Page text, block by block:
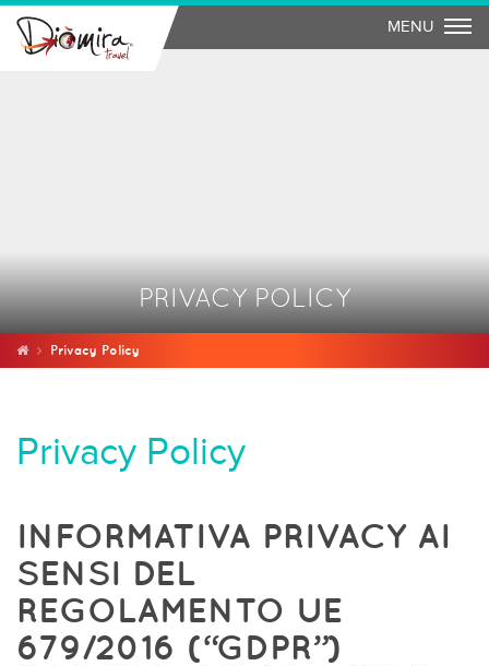
MENU
PRIVACY POLICY
Privacy Policy
Privacy Policy
INFORMATIVA PRIVACY AI
SENSI DEL
REGOLAMENTO UE
679/2016 (“GDPR”)